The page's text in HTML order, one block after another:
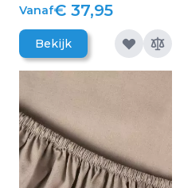
Vanaf€ 37,95
Bekijk